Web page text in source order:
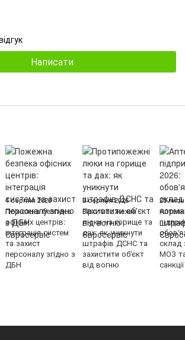
Написати
4 серпня 2026
Пожежна безпека
офісних центрів:
інтеграція систем
та захист
персоналу згідно з
ДБН
3 серпня 2026
Протипожежні
люки на горище та
дах: як уникнути
штрафів ДСНС та
захистити об'єкт
від вогню
25
склад
МОЗ
санкції